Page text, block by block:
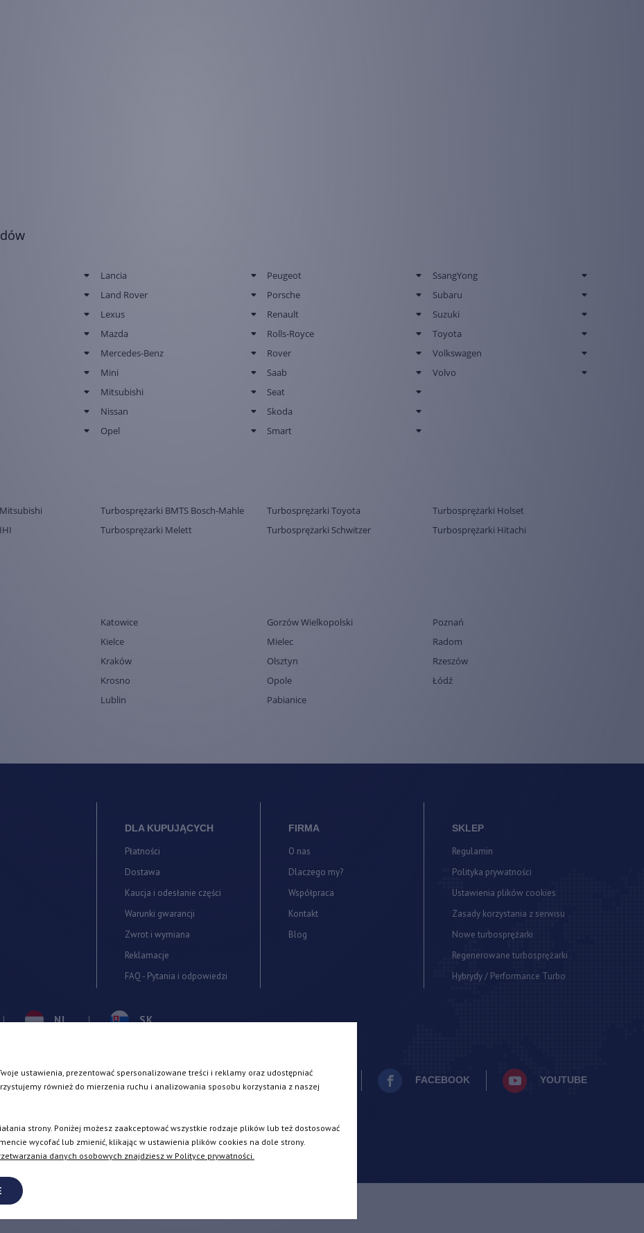
Lancia
Land Rover
Lexus
Mazda
Mercedes-Benz
Mini
Mitsubishi
Nissan
Opel
Peugeot
Porsche
Renault
Rolls-Royce
Rover
Saab
Seat
Skoda
Smart
SsangYong
Subaru
Suzuki
Toyota
Volkswagen
Volvo
Turbosprężarki BMTS Bosch-Mahle
Turbosprężarki Melett
Turbosprężarki Toyota
Turbosprężarki Schwitzer
Turbosprężarki Holset
Turbosprężarki Hitachi
Katowice
Kielce
Kraków
Krosno
Lublin
Gorzów Wielkopolski
Mielec
Olsztyn
Opole
Pabianice
Poznań
Radom
Rzeszów
Łódź
DLA KUPUJĄCYCH
Płatności
Dostawa
Kaucja i odesłanie części
Warunki gwarancji
Zwrot i wymiana
Reklamacje
FAQ - Pytania i odpowiedzi
FIRMA
O nas
Dlaczego my?
Współpraca
Kontakt
Blog
SKLEP
Regulamin
Polityka prywatności
Ustawienia plików cookies
Zasady korzystania z serwisu
Nowe turbosprężarki
Regenerowane turbosprężarki
Hybrydy / Performance Turbo
NL SK
INSTAGRAM FACEBOOK YOUTUBE
ustawienia, prezentować spersonalizowane treści i reklamy oraz udostępniać
również do mierzenia ruchu i analizowania sposobu korzystania z naszej
strony. Poniżej możesz zaakceptować wszystkie rodzaje plików lub też dostosować
wycofać lub zmienić, klikając w ustawienia plików cookies na dole strony.
danych osobowych znajdziesz w Polityce prywatności.